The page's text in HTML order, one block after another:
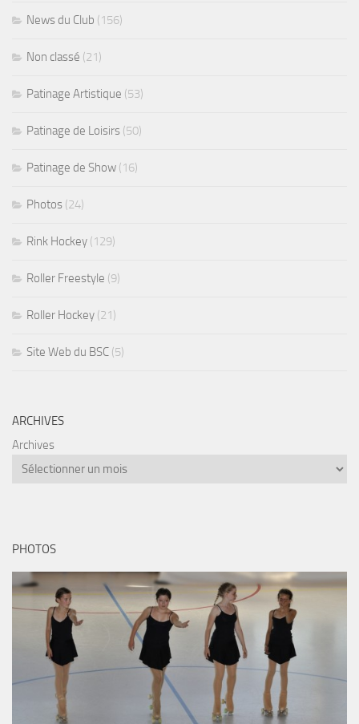
News du Club (156)
Non classé (21)
Patinage Artistique (53)
Patinage de Loisirs (50)
Patinage de Show (16)
Photos (24)
Rink Hockey (129)
Roller Freestyle (9)
Roller Hockey (21)
Site Web du BSC (5)
ARCHIVES
Archives
PHOTOS